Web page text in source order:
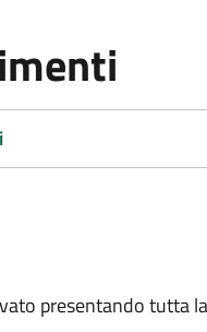
presentando tutta